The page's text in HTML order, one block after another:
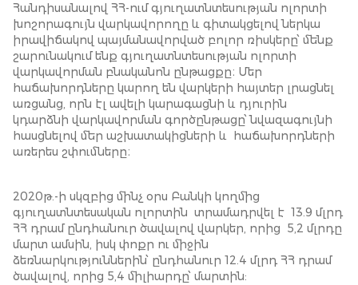
Հանդիսանալով ՀՀ-ում գյուղատնտեսության ոլորտի
խոշորագույն վարկավորողը և գիտակցելով ներկա
իրավիճակով պայմանավորված բոլոր ռիսկերը՝ մենք
շարունակում ենք գյուղատնտեսության ոլորտի
վարկավորման բնականոն ընթացքը։ Մեր
հաճախորդները կարող են վարկերի հայտեր լրացնել
առցանց, որն էլ ավելի կարագացնի և դյուրին
կդարձնի վարկավորման գործընթացը՝ նվազագույնի
հասցնելով մեր աշխատակիցների և հաճախորդների
առերես շփումները։
2020թ.-ի սկզբից մինչ օրս Բանկի կողմից
գյուղատնտեսական ոլորտին տրամադրվել է 13.9 մլրդ
ՀՀ դրամ ընդհանուր ծավալով վարկեր, որից 5,2 մլրդը
մարտ ամսին, իսկ փոքր ու միջին
ձեռնարկություններին՝ ընդհանուր 12.4 մլրդ ՀՀ դրամ
ծավալով, որից 5,4 միլիարդը՝ մարտին: